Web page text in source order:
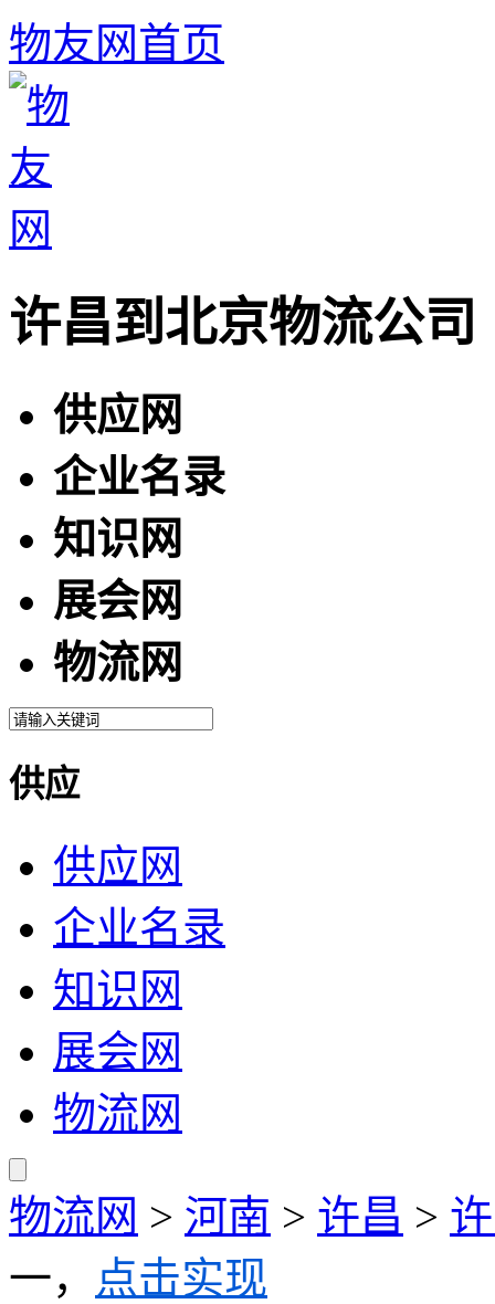
物友网首页
许昌到北京物流公司
供应网
企业名录
知识网
展会网
物流网
供应
供应网
企业名录
知识网
展会网
物流网
物流网 > 河南 > 许昌 >
一， 点击实现